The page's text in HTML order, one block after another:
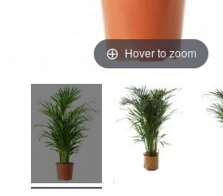
Hover to zoom